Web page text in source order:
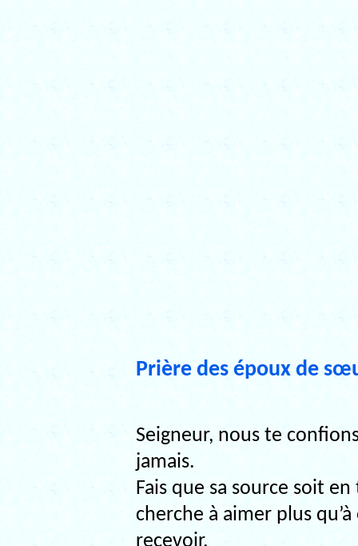
Prière des époux de
Seigneur, nous te
jamais.
Fais que sa source soit
cherche à aimer plus
recevoir.